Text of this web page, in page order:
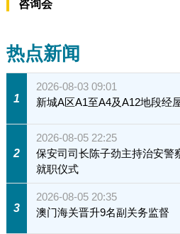
咨询会
热点新闻
1
2026-08-03 09:01
新城A区A1至A4及A12地段经
2
2026-08-05 22:25
保安司司长陈子劲主持治安警
就职仪式
3
2026-08-05 20:35
澳门海关晋升9名副关务监督